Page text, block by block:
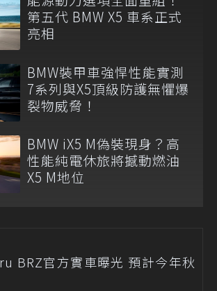
第五代 BMW X5 車系正式
亮相
BMW裝甲車強悍性能實測
7系列與X5頂級防護無懼爆
裂物威脅！
BMW iX5 M偽裝現身？高
性能純電休旅將撼動燃油
X5 M地位
BRZ官方實車曝光 預計今年秋